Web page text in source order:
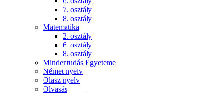
7. osztály
8. osztály
Matematika
2. osztály
6. osztály
8. osztály
Mindentudás Egyeteme
Német nyelv
Olasz nyelv
Olvasás